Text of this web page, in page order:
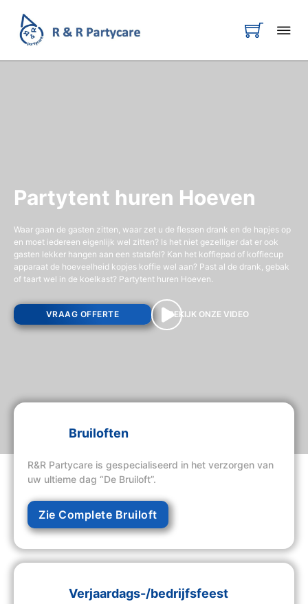
Partytent huren Hoeven
Waar gaan de gasten zitten, waar zet u de flessen drank en de hapjes op
en moet iedereen eigenlijk wel zitten? Is het niet gezelliger dat er ook
gasten lekker hangen aan een statafel? Kan het koffiepad of koffiecup
apparaat de hoeveelheid kopjes koffie wel aan? Past al de drank, gebak
of taart wel in de koelkast? Partytent huren Hoeven.
VRAAG OFFERTE BEKIJK ONZE VIDEO
Bruiloften
R&R Partycare is gespecialiseerd in het verzorgen van
uw ultieme dag “De Bruiloft”.
Zie Complete Bruiloft
Verjaardags-/bedrijfsfeest